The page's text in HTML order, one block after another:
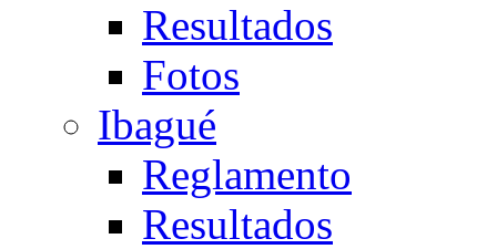
Resultados
Fotos
Ibagué
Reglamento
Resultados